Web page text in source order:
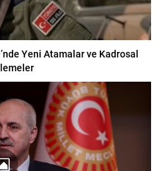
Yeni Atamalar ve Kadrosal